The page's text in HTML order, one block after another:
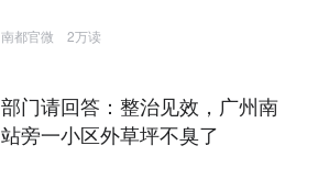
南都官微 2万读
部门请回答：整治见效，广州南
站旁一小区外草坪不臭了